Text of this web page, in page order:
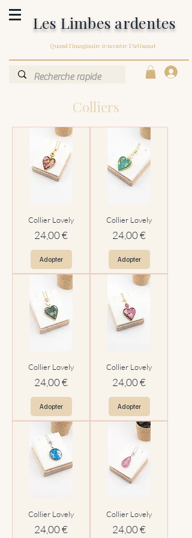
Les Limbes ardentes
Quand l'imaginaire rencontre l'Artisanat
Colliers
Collier Lovely
Prix
24,00 €
Adopter
Collier Lovely
Prix
24,00 €
Adopter
Collier Lovely
Prix
24,00 €
Adopter
Collier Lovely
Prix
24,00 €
Adopter
Collier Lovely
Prix
24,00 €
Collier Lovely
Prix
24,00 €